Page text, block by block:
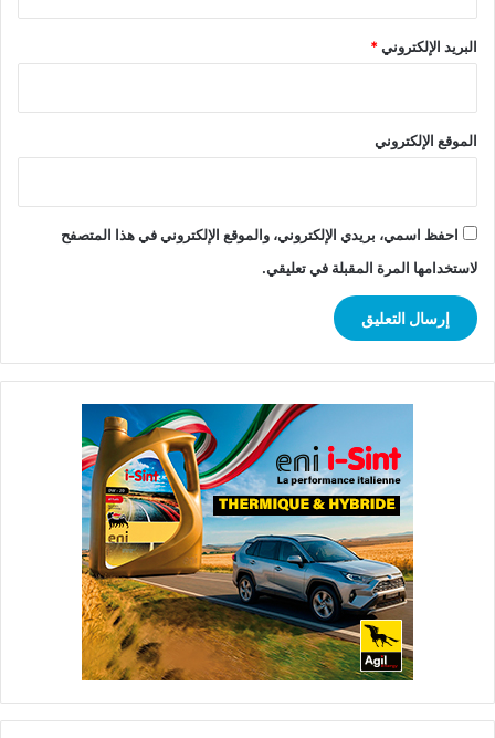
البريد الإلكتروني*
الموقع الإلكتروني
احفظ اسمي، بريدي الإلكتروني، والموقع الإلكتروني في هذا المتصفح
لاستخدامها المرة المقبلة في تعليقي.